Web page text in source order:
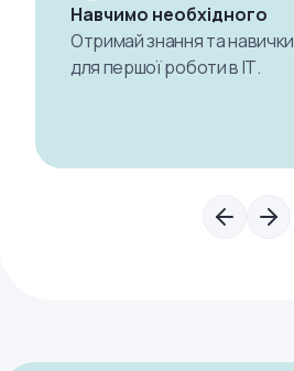
Навчимо необхідного
Отримай знання та навички
для першої роботи в ІТ.